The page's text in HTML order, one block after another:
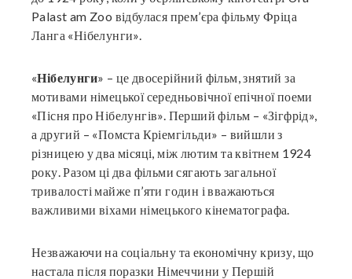
Palast am Zoo відбулася прем’єра фільму Фріца
Ланга «Нібелунги».
«Нібелунги» – це двосерійний фільм, знятий за
мотивами німецької середньовічної епічної поеми
«Пісня про Нібелунгів». Перший фільм – «Зігфрід»,
а другий – «Помста Кріемгільди» – вийшли з
різницею у два місяці, між лютим та квітнем 1924
року. Разом ці два фільми сягають загальної
тривалості майже п’яти годин і вважаються
важливими віхами німецького кінематографа.
Незважаючи на соціальну та економічну кризу, що
настала після поразки Німеччини у Першій